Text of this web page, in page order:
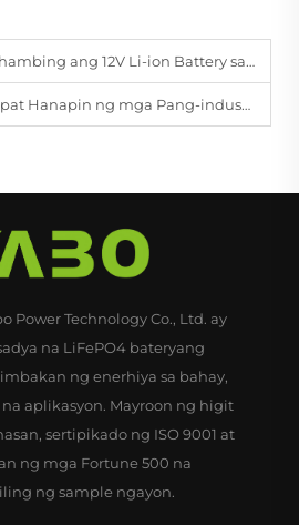
12V Li-ion Battery sa Lead-Acid sa mga Sistema ng Backup?
Pang-industriyang Gumagamit sa Mataas na Kalidad na LFP Battery Packs?
Power Technology Co., Ltd. ay
na LiFePO4 bateryang
imbakan ng enerhiya sa bahay,
aplikasyon. Mayroon ng higit
sertipikado ng ISO 9001 at
ng mga Fortune 500 na
ng sample ngayon.